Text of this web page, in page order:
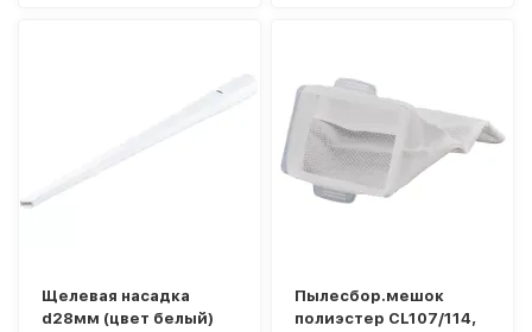
Щелевая насадка
d28мм (цвет белый)
Пылесбор.мешок
полиэстер CL107/114,